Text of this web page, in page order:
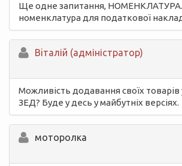
Ще одне запитання, НОМЕНКЛАТУРА.
номенклатура для податкової
Вiталій (адміністратор)
Можливість додавання своїх товарів
ЗЕД? Буде у десь у майбутніх версіях.
моторолка